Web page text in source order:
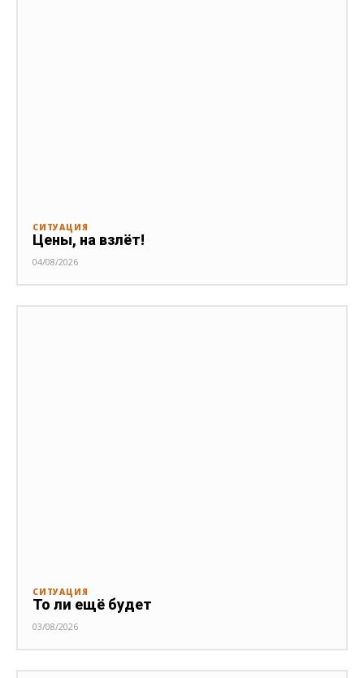
СИТУАЦИЯ
Цены, на взлёт!
04/08/2026
СИТУАЦИЯ
То ли ещё будет
03/08/2026